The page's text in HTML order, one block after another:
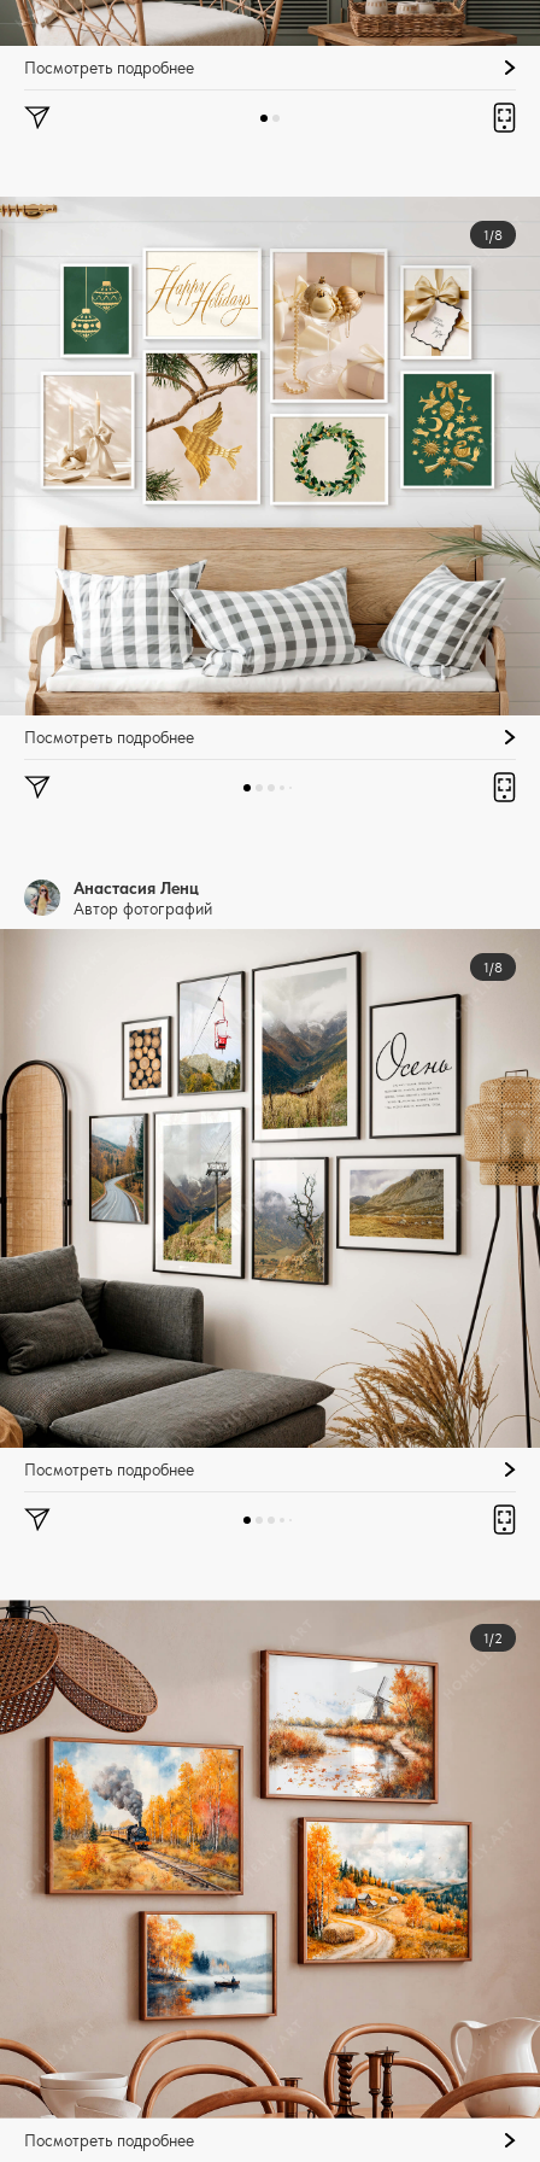
Посмотреть подробнее
1/8
Посмотреть подробнее
Анастасия Ленц
Автор фотографий
1/8
Посмотреть подробнее
1/2
Посмотреть подробнее